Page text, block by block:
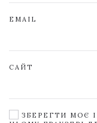
EMAIL
САЙТ
ЗБЕРЕГТИ МОЄ